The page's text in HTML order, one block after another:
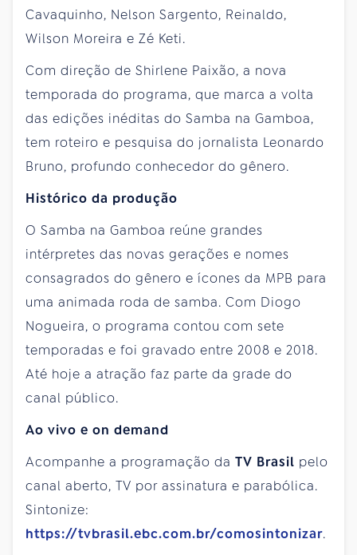
Cavaquinho, Nelson Sargento, Reinaldo,
Wilson Moreira e Zé Keti.
Com direção de Shirlene Paixão, a nova
temporada do programa, que marca a volta
das edições inéditas do Samba na Gamboa,
tem roteiro e pesquisa do jornalista Leonardo
Bruno, profundo conhecedor do gênero.
Histórico da produção
O Samba na Gamboa reúne grandes
intérpretes das novas gerações e nomes
consagrados do gênero e ícones da MPB para
uma animada roda de samba. Com Diogo
Nogueira, o programa contou com sete
temporadas e foi gravado entre 2008 e 2018.
Até hoje a atração faz parte da grade do
canal público.
Ao vivo e on demand
Acompanhe a programação da TV Brasil pelo
canal aberto, TV por assinatura e parabólica.
Sintonize:
https://tvbrasil.ebc.com.br/comosintonizar.